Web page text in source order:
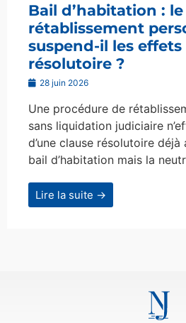
Bail d’habitation : le
rétablissement
suspend-il les effets
résolutoire ?
28 juin 2026
Une procédure de
sans liquidation judiciaire
d’une clause résolutoire déjà
bail d’habitation mais la
Lire la suite →